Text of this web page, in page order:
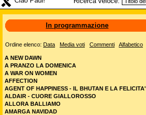
In programmazione
Ordine elenco: Data Media voti Commenti Alfabetico
A NEW DAWN
A PRANZO LA DOMENICA
A WAR ON WOMEN
AFFECTION
AGENT OF HAPPINESS - IL BHUTAN E LA FELICITA'
ALDAIR - CUORE GIALLOROSSO
ALLORA BALLIAMO
AMARGA NAVIDAD